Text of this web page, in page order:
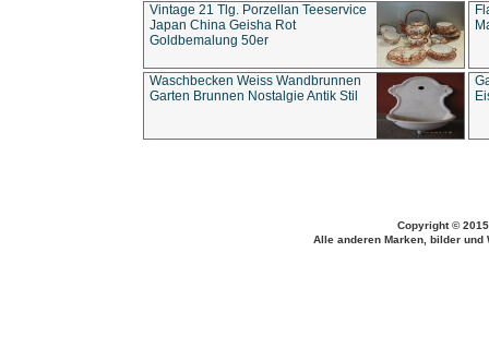
Vintage 21 Tlg. Porzellan Teeservice
Japan China Geisha Rot
Goldbemalung 50er
Waschbecken Weiss Wandbrunnen
Garten Brunnen Nostalgie Antik Stil
Copyright ©
Alle anderen Marken, bilder und